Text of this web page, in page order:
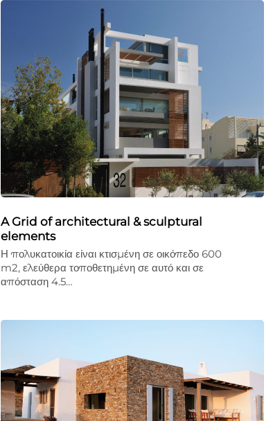
A Grid of architectural & sculptural
elements
Η πολυκατοικία είναι κτισμένη σε οικόπεδο 600
m2, ελεύθερα τοποθετημένη σε αυτό και σε
απόσταση 4.5…